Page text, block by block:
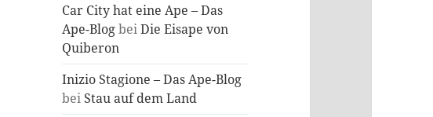
Car City hat eine Ape – Das
Ape-BlogbeiDie Eisape von
Quiberon
Inizio Stagione – Das Ape-Blog
bei Stau auf dem Land